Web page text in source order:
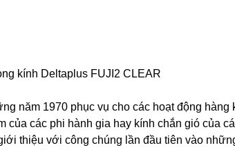
năm 1970 phục vụ cho các hoạt động hàng
các phi hành gia hay kính chắn gió của
thiệu với công chúng lần đầu tiên vào